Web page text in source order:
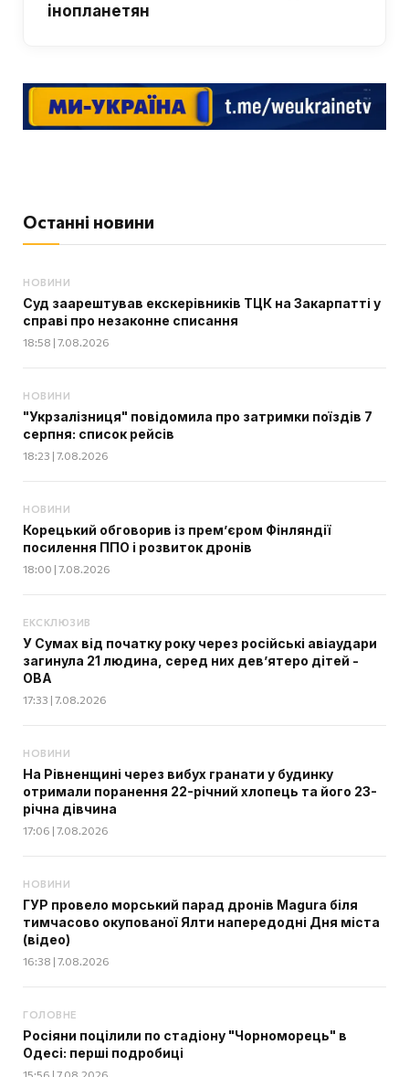
інопланетян
Останні новини
НОВИНИ
Суд заарештував екскерівників ТЦК на Закарпатті у
справі про незаконне списання
18:58 | 7.08.2026
НОВИНИ
"Укрзалізниця" повідомила про затримки поїздів 7
серпня: список рейсів
18:23 | 7.08.2026
НОВИНИ
Корецький обговорив із прем’єром Фінляндії
посилення ППО і розвиток дронів
18:00 | 7.08.2026
ЕКСКЛЮЗИВ
У Сумах від початку року через російські авіаудари
загинула 21 людина, серед них дев’ятеро дітей -
ОВА
17:33 | 7.08.2026
НОВИНИ
На Рівненщині через вибух гранати у будинку
отримали поранення 22-річний хлопець та його 23-
річна дівчина
17:06 | 7.08.2026
НОВИНИ
ГУР провело морський парад дронів Magura біля
тимчасово окупованої Ялти напередодні Дня міста
(відео)
16:38 | 7.08.2026
ГОЛОВНЕ
Росіяни поцілили по стадіону "Чорноморець" в
Одесі: перші подробиці
15:56 | 7.08.2026